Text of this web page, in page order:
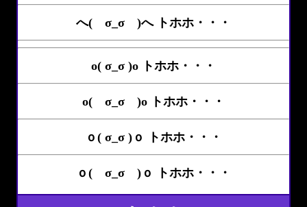
へ( σ_σ )へ トホホ・・・
o( σ_σ )o トホホ・・・
o( σ_σ )o トホホ・・・
ｏ( σ_σ )ｏ トホホ・・・
ｏ( σ_σ )ｏ トホホ・・・